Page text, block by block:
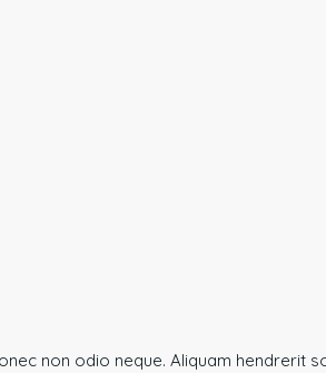
non odio neque. Aliquam hendrerit